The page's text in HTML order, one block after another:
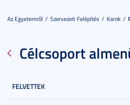
Az Egyetemről Szervezeti Felépítés Karok
Célcsoport
FELVETTEK